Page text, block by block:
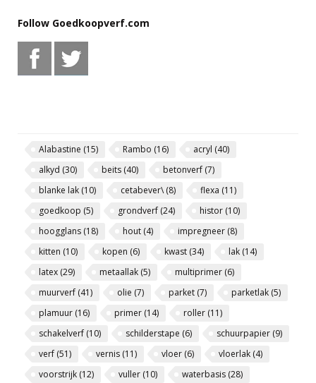
Follow Goedkoopverf.com
Alabastine (15) Rambo (16) acryl (40)
alkyd (30) beits (40) betonverf (7)
blanke lak (10) cetabever\(8) flexa (11)
goedkoop (5) grondverf (24) histor (10)
hoogglans (18) hout (4) impregneer (8)
kitten (10) kopen (6) kwast (34) lak (14)
latex (29) metaallak (5) multiprimer (6)
muurverf (41) olie (7) parket (7) parketlak (5)
plamuur (16) primer (14) roller (11)
schakelverf (10) schilderstape (6) schuurpapier (9)
verf (51) vernis (11) vloer (6) vloerlak (4)
voorstrijk (12) vuller (10) waterbasis (28)